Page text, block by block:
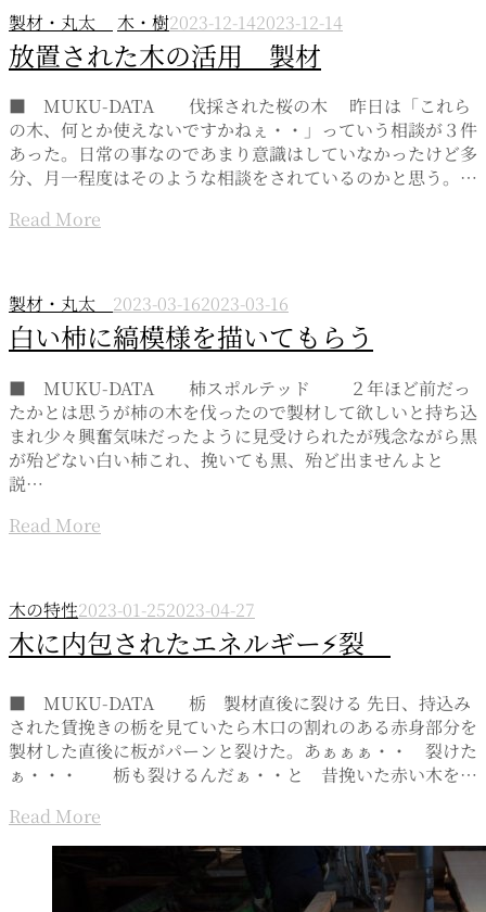
製材・丸太 木・樹2023-12-142023-12-14
放置された木の活用 製材
■ MUKU-DATA 伐採された桜の木 昨日は「これら
の木、何とか使えないですかねぇ・・」っていう相談が３件
あった。日常の事なのであまり意識はしていなかったけど多
分、月一程度はそのような相談をされているのかと思う。…
Read More
製材・丸太 2023-03-162023-03-16
白い柿に縞模様を描いてもらう
■ MUKU-DATA 柿スポルテッド ２年ほど前だっ
たかとは思うが柿の木を伐ったので製材して欲しいと持ち込
まれ少々興奮気味だったように見受けられたが残念ながら黒
が殆どない白い柿これ、挽いても黒、殆ど出ませんよと
説…
Read More
木の特性2023-01-252023-04-27
木に内包されたエネルギー⚡裂
■ MUKU-DATA 栃 製材直後に裂ける 先日、持込み
された賃挽きの栃を見ていたら木口の割れのある赤身部分を
製材した直後に板がパーンと裂けた。あぁぁぁ・・ 裂けた
ぁ・・・ 栃も裂けるんだぁ・・と 昔挽いた赤い木を…
Read More